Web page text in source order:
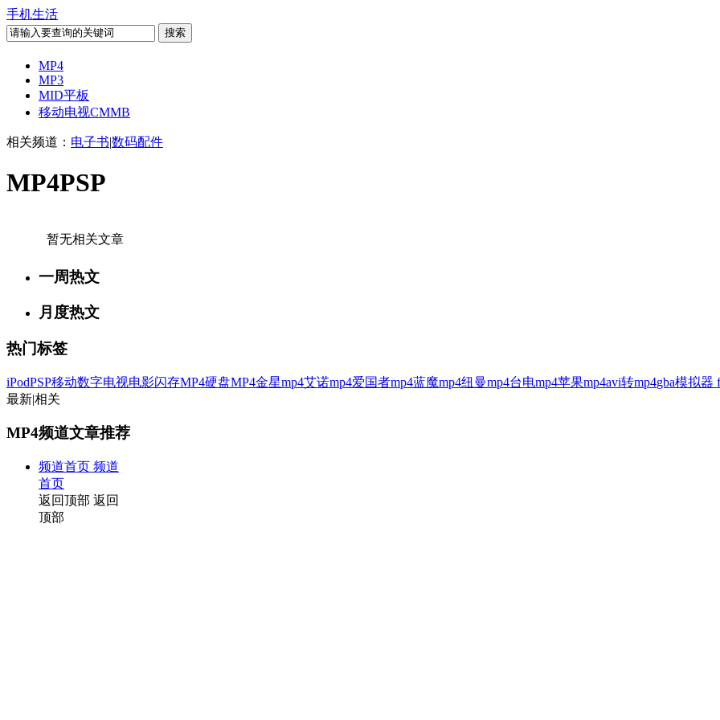
手机生活
MP4
MP3
MID平板
移动电视CMMB
相关频道： 电子书|数码配件
MP4PSP
暂无相关文章
一周热文
月度热文
热门标签
iPodPSP移动数字电视电影闪存MP4硬盘MP4金星mp4艾诺mp4爱国者mp4蓝魔mp4纽曼mp4台电mp4苹果mp4avi转mp4gba模拟器
最新|相关
MP4频道文章推荐
频道首页 频道
首页
返回顶部 返回
顶部